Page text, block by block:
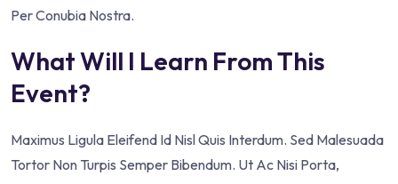
Per Conubia Nostra.
What Will I Learn From This
Event?
Maximus Ligula Eleifend Id Nisl Quis Interdum. Sed Malesuada
Tortor Non Turpis Semper Bibendum. Ut Ac Nisi Porta,